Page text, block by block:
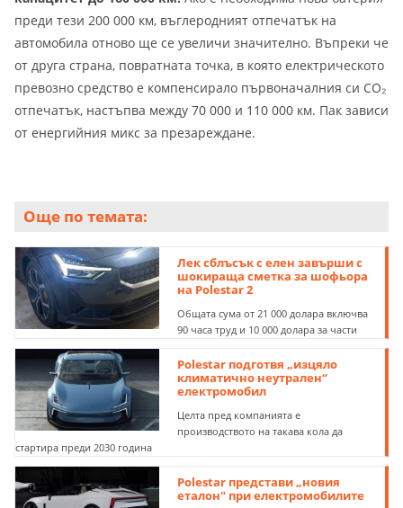
преди тези 200 000 км, въглеродният отпечатък на
автомобила отново ще се увеличи значително. Въпреки че
от друга страна, повратната точка, в която електрическото
превозно средство е компенсирало първоначалния си CO₂
отпечатък, настъпва между 70 000 и 110 000 км. Пак зависи
от енергийния микс за презареждане.
Още по темата:
Лек сблъсък с елен завърши с
шокираща сметка за шофьора
на Polestar 2
Общата сума от 21 000 долара включва
90 часа труд и 10 000 долара за части
Polestar подготвя „изцяло
климатично неутрален“
електромобил
Целта пред компанията е
производството на такава кола да
стартира преди 2030 година
Polestar представи „новия
еталон" при електромобилите